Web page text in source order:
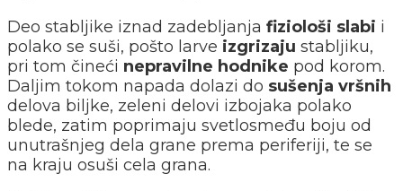
Deo stabljike iznad zadebljanja fiziološi slabi i
polako se suši, pošto larve izgrizaju stabljiku,
pri tom čineći nepravilne hodnike pod korom.
Daljim tokom napada dolazi do sušenja vršnih
delova biljke, zeleni delovi izbojaka polako
blede, zatim poprimaju svetlosmeđu boju od
unutrašnjeg dela grane prema periferiji, te se
na kraju osuši cela grana.